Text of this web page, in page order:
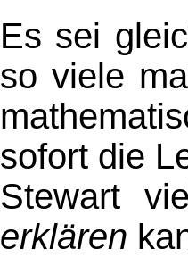
Es sei
so viele
sofort die
Stewart
erklären